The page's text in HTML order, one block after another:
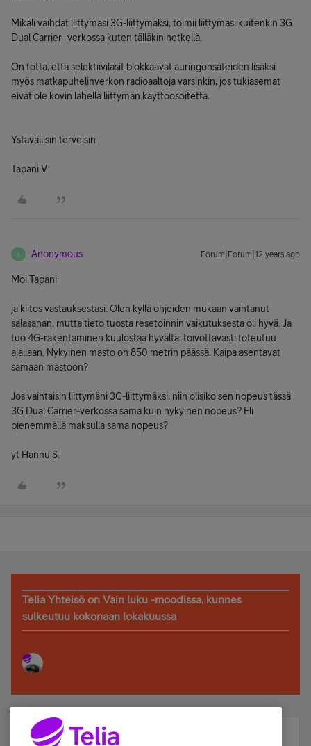
Mikäli vaihdat liittymäsi 3G-liittymäksi, toimii liittymäsi kuitenkin 3G
Dual Carrier -verkossa kuten tälläkin hetkellä.
On totta, että selektiivilasit blokkaavat auringonsäteiden lisäksi
myös matkapuhelinverkon radioaaltoja varsinkin, jos tukiasemat
eivät ole kovin lähellä liittymän käyttöosoitetta.
Ystävällisin terveisin
Tapani V
A Anonymous Forum|Forum|12 years ago
Moi Tapani
ja kiitos vastauksestasi. Olen kyllä ohjeiden mukaan vaihtanut
salasanan, mutta tieto tuosta resetoinnin vaikutuksesta oli hyvä. Ja
tuo 4G-rakentaminen kuulostaa hyvältä; toivottavasti toteutuu
ajallaan. Nykyinen masto on 850 metrin päässä. Kaipa asentavat
samaan mastoon?
Jos vaihtaisin liittymäni 3G-liittymäksi, niin olisiko sen nopeus tässä
3G Dual Carrier-verkossa sama kuin nykyinen nopeus? Eli
pienemmällä maksulla sama nopeus?
yt Hannu S.
Telia Yhteisö on Vain luku -moodissa, kunnes
sulkeutuu kokonaan lokakuussa
Älä jää paitsi – osallistu ja voita!